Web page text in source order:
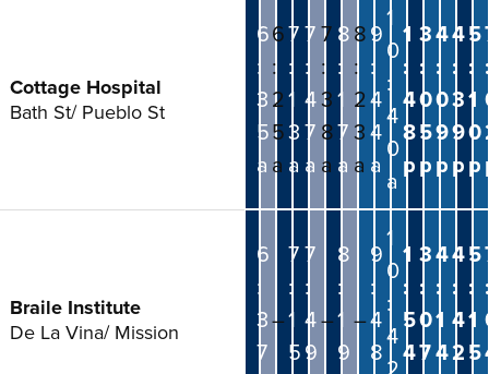
Cottage Hospital
Bath St/ Pueblo St
6
:
3
5
a
6
:
2
5
a
7
:
1
3
a
7
:
4
7
a
7
:
3
8
a
8
:
1
7
a
8
:
2
3
a
9
:
4
4
a
1
0
:
4
0
a
1
:
4
8
p
3
:
0
5
p
4
:
0
9
p
4
:
3
9
p
5
:
1
0
p
:
Braile Institute
De La Vina/ Mission
6
:
3
7
–
7
:
1
5
7
:
4
9
–
8
:
1
9
–
9
:
4
8
1
0
:
4
1
:
5
4
3
:
0
7
4
:
1
4
4
:
4
2
5
:
1
5
: